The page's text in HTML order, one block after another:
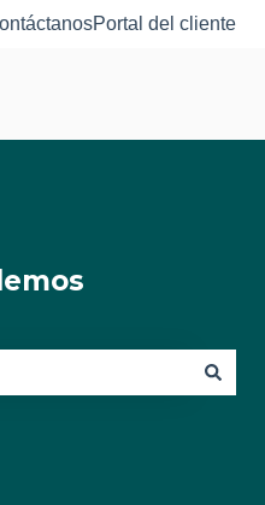
submenú de
Portal del cliente